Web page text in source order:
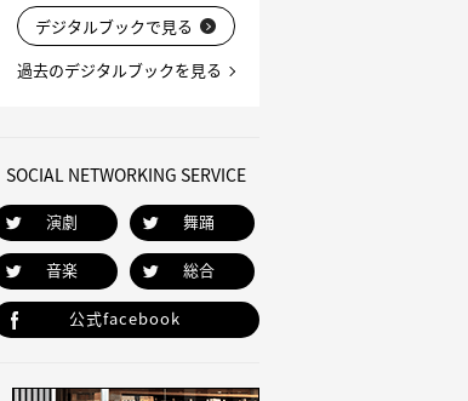
デジタルブックで見る
過去のデジタルブックを見る
SOCIAL NETWORKING SERVICE
演劇 舞踊
音楽 総合
公式facebook